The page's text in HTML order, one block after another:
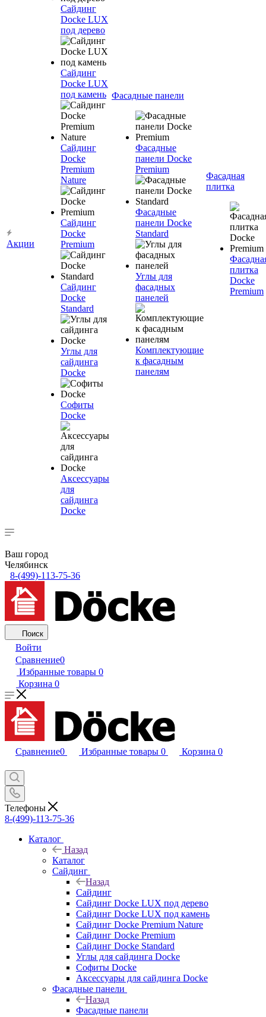
Акции
Сайдинг
Docke LUX
под дерево
Сайдинг
Docke LUX
под камень
Сайдинг
Docke
Premium
Nature
Сайдинг
Docke
Premium
Сайдинг
Docke
Standard
Углы для
сайдинга
Docke
Софиты
Docke
Аксессуары
для
сайдинга
Docke
Фасадные панели
Фасадные
панели Docke
Premium
Фасадные
панели Docke
Standard
Углы для
фасадных
панелей
Комплектующие
к фасадным
панелям
Фасадная
плитка
плитка
Docke
Premium
Ваш город
Челябинск
8-(499)-113-75-36
Поиск
Войти
Сравнение0
Избранные товары 0
Корзина 0
Сравнение0 Избранные товары 0 Корзина 0
Телефоны
8-(499)-113-75-36
Каталог
Назад
Каталог
Сайдинг
Назад
Сайдинг
Сайдинг Docke LUX под дерево
Сайдинг Docke LUX под камень
Сайдинг Docke Premium Nature
Сайдинг Docke Premium
Сайдинг Docke Standard
Углы для сайдинга Docke
Софиты Docke
Аксессуары для сайдинга Docke
Фасадные панели
Назад
Фасадные панели